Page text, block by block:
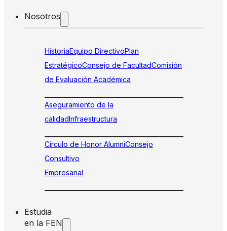
Nosotros
HistoriaEquipo DirectivoPlan
EstratégicoConsejo de FacultadComisión
de Evaluación Académica
Aseguramiento de la
calidadInfraestructura
Círculo de Honor AlumniConsejo
Consultivo
Empresarial
Estudia
en la FEN